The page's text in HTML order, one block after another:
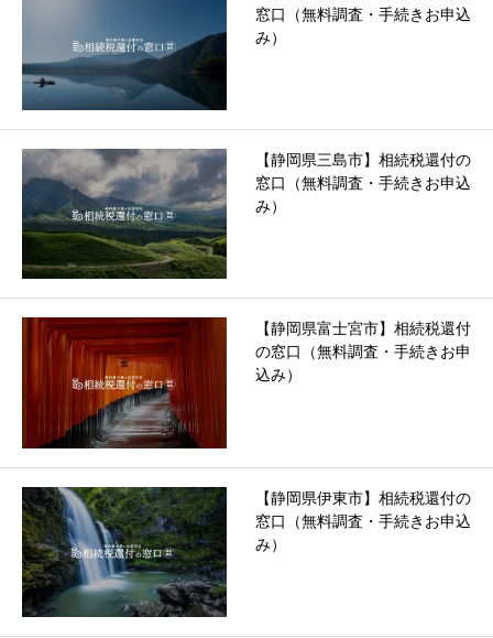
窓口（無料調査・手続きお申込
み）
【静岡県三島市】相続税還付の
窓口（無料調査・手続きお申込
み）
【静岡県富士宮市】相続税還付
の窓口（無料調査・手続きお申
込み）
【静岡県伊東市】相続税還付の
窓口（無料調査・手続きお申込
み）